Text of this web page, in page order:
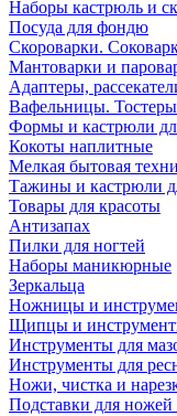
Наборы кастрюль и
Посуда для фондю
Скороварки.
Мантоварки и
Адаптеры,
Вафельницы. Тостеры
Формы и кастрюли
Кокоты наплитные
Мелкая бытовая
Тажины и кастрюли
Товары для красоты
Антизапах
Пилки для ногтей
Наборы маникюрные
Зеркальца
Ножницы и
Щипцы и
Инструменты для
Инструменты для
Ножи, чистка и
Подставки для